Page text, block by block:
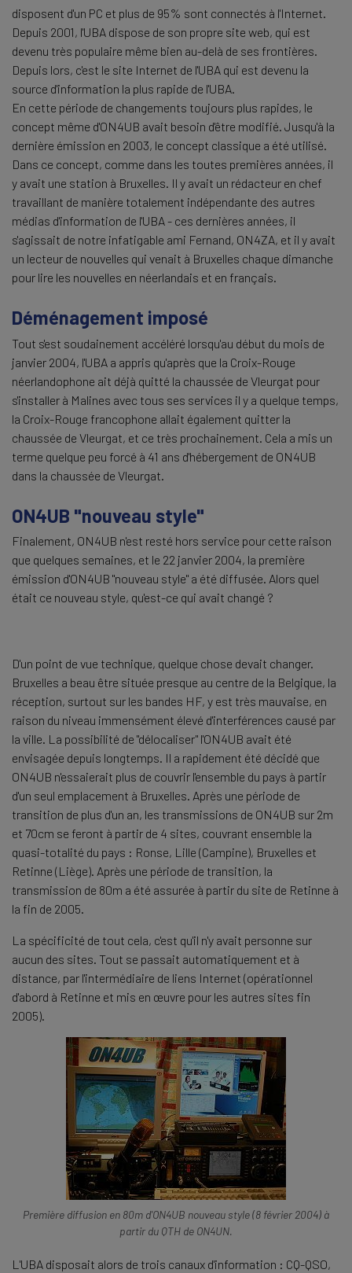
disposent d'un PC et plus de 95% sont connectés à l'Internet.
Depuis 2001, l'UBA dispose de son propre site web, qui est
devenu très populaire même bien au-delà de ses frontières.
Depuis lors, c'est le site Internet de l'UBA qui est devenu la
source d'information la plus rapide de l'UBA.
En cette période de changements toujours plus rapides, le
concept même d'ON4UB avait besoin d'être modifié. Jusqu'à la
dernière émission en 2003, le concept classique a été utilisé.
Dans ce concept, comme dans les toutes premières années, il
y avait une station à Bruxelles. Il y avait un rédacteur en chef
travaillant de manière totalement indépendante des autres
médias d'information de l'UBA - ces dernières années, il
s'agissait de notre infatigable ami Fernand, ON4ZA, et il y avait
un lecteur de nouvelles qui venait à Bruxelles chaque dimanche
pour lire les nouvelles en néerlandais et en français.
Déménagement imposé
Tout s'est soudainement accéléré lorsqu'au début du mois de
janvier 2004, l'UBA a appris qu'après que la Croix-Rouge
néerlandophone ait déjà quitté la chaussée de Vleurgat pour
s'installer à Malines avec tous ses services il y a quelque temps,
la Croix-Rouge francophone allait également quitter la
chaussée de Vleurgat, et ce très prochainement. Cela a mis un
terme quelque peu forcé à 41 ans d'hébergement de ON4UB
dans la chaussée de Vleurgat.
ON4UB "nouveau style"
Finalement, ON4UB n'est resté hors service pour cette raison
que quelques semaines, et le 22 janvier 2004, la première
émission d'ON4UB "nouveau style" a été diffusée. Alors quel
était ce nouveau style, qu'est-ce qui avait changé ?
D'un point de vue technique, quelque chose devait changer.
Bruxelles a beau être située presque au centre de la Belgique, la
réception, surtout sur les bandes HF, y est très mauvaise, en
raison du niveau immensément élevé d'interférences causé par
la ville. La possibilité de "délocaliser" l'ON4UB avait été
envisagée depuis longtemps. Il a rapidement été décidé que
ON4UB n'essaierait plus de couvrir l'ensemble du pays à partir
d'un seul emplacement à Bruxelles. Après une période de
transition de plus d'un an, les transmissions de ON4UB sur 2m
et 70cm se feront à partir de 4 sites, couvrant ensemble la
quasi-totalité du pays : Ronse, Lille (Campine), Bruxelles et
Retinne (Liège). Après une période de transition, la
transmission de 80m a été assurée à partir du site de Retinne à
la fin de 2005.
La spécificité de tout cela, c'est qu'il n'y avait personne sur
aucun des sites. Tout se passait automatiquement et à
distance, par l'intermédiaire de liens Internet (opérationnel
d'abord à Retinne et mis en œuvre pour les autres sites fin
2005).
Première diffusion en 80m d'ON4UB nouveau style (8 février 2004) à
partir du QTH de ON4UN.
L'UBA disposait alors de trois canaux d'information : CQ-QSO,